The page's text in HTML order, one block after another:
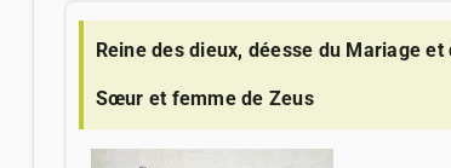
Reine des dieux, déesse du Mariage et
Sœur et femme de Zeus